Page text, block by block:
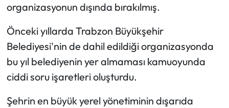
organizasyonun dışında bırakılmış.
Önceki yıllarda Trabzon Büyükşehir
Belediyesi'nin de dahil edildiği organizasyonda
bu yıl belediyenin yer almaması kamuoyunda
ciddi soru işaretleri oluşturdu.
Şehrin en büyük yerel yönetiminin dışarıda
Ekonomi
Sağlık
Turizm